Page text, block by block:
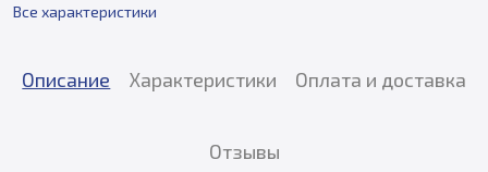
Все характеристики
Описание Характеристики Оплата и доставка
Отзывы